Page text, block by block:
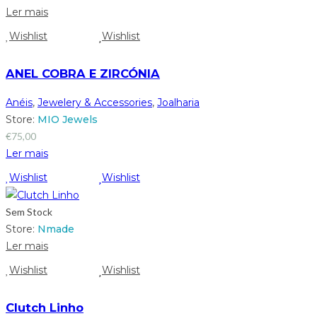
Ler mais
Wishlist
Wishlist
ANEL COBRA E ZIRCÓNIA
Anéis, Jewelery & Accessories, Joalharia
Store: MIO Jewels
€75,00
Ler mais
Wishlist
Wishlist
Sem Stock
Store: Nmade
Ler mais
Wishlist
Wishlist
Clutch Linho